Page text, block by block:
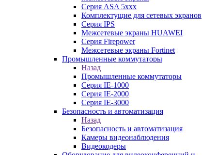
Серия ASA 5xxx
Комплектущие для сетевых экранов
Серия IPS
Межсетевые экраны HUAWEI
Серия Firepower
Межсетевые экраны Fortinet
Промышленные коммутаторы
Назад
Промышленные коммутаторы
Серия IE-1000
Серия IE-2000
Серия IE-3000
Безопасность и автоматизация
Назад
Безопасность и автоматизация
Камеры видеонаблюдения
Видеокодеры